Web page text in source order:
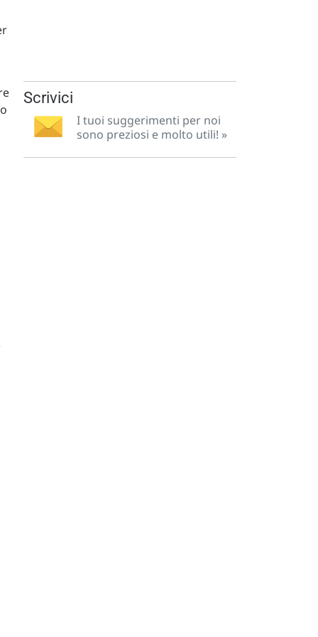
Scrivici
I tuoi suggerimenti per noi
sono preziosi e molto utili! »